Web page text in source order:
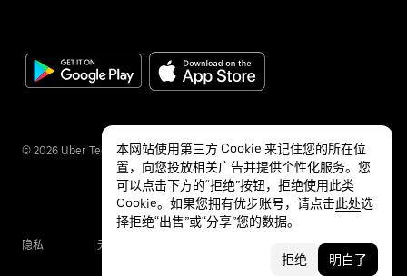
© 2026 Uber Technologies Inc.
隐私 无障碍服务
本网站使用第三方 Cookie 来记住您的所在位
置，向您投放相关广告并提供个性化服务。您
可以点击下方的“拒绝”按钮，拒绝使用此类
Cookie。如果您拥有优步账号，请点击此处选
择拒绝“出售”或“分享”您的数据。
拒绝 明白了